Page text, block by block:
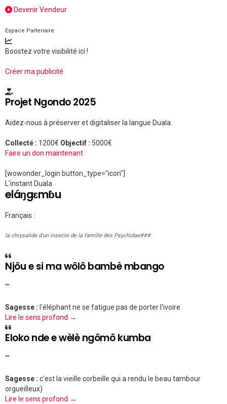
Devenir Vendeur
Espace Partenaire
Boostez votre visibilité ici !
Créer ma publicité
Projet Ngondo 2025
Aidez-nous à préserver et digitaliser la langue Duala.
Collecté : 1200€ Objectif : 5000€
Faire un don maintenant
[wowonder_login button_type="icon"]
L'instant Duala
eláŋgɛmɓu
Français :
la chrysalide d'un insecte de la famille des Psychidae###
Njôu e si ma wôlô bambè mbango
""
Sagesse : l'éléphant ne se fatigue pas de porter l'ivoire
Lire le sens profond →
Eloko nde e wèlè ngômô kumba
""
Sagesse : c'est la vieille corbeille qui a rendu le beau tambour
orgueilleux)
Lire le sens profond →